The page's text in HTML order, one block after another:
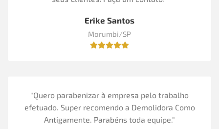
Erike Santos
Morumbi/SP
"Quero parabenizar à empresa pelo trabalho
efetuado. Super recomendo a Demolidora Como
Antigamente. Parabéns toda equipe."